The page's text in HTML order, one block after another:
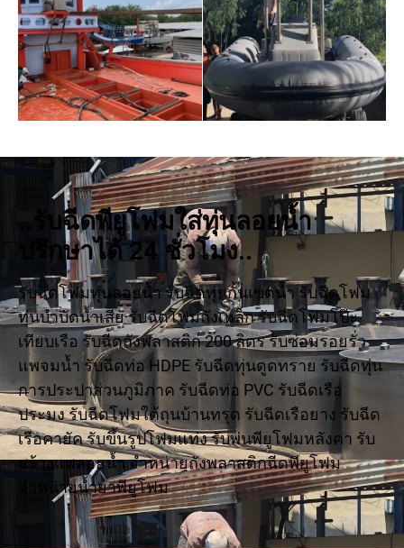
..รับฉีดพียูโฟมใส่ทุ่นลอยน้ำ
ปรึกษาได้ 24 ชั่วโมง..
รับฉีดโฟมทุ่นลอยน้ำ รับฉีดทุ่นกั้นเขตน้ำ รับฉีดโฟม
ทุ่นบำบัดน้ำเสีย รับฉีดโฟมถังเหล็ก รับฉีดโฟมโป๊ะ
เทียบเรือ รับฉีดถังพลาสติก 200 ลิตร รับซ่อมรอยรั่ว
แพจมน้ำ รับฉีดท่อ HDPE รับฉีดทุ่นดูดทราย รับฉีดทุ่น
การประปาส่วนภูมิภาค รับฉีดท่อ PVC รับฉีดเรือ
ประมง รับฉีดโฟมใต้ถุนบ้านทรุด รับฉีดเรือยาง รับฉีด
เรือคายัค รับขึ้นรูปโฟมแท่ง รับพ่นพียูโฟมหลังคา รับ
สร้างแพลอยน้ำ จำหน่ายถังพลาสติกฉีดพียูโฟม
จำหน่ายน้ำยาพียูโฟม